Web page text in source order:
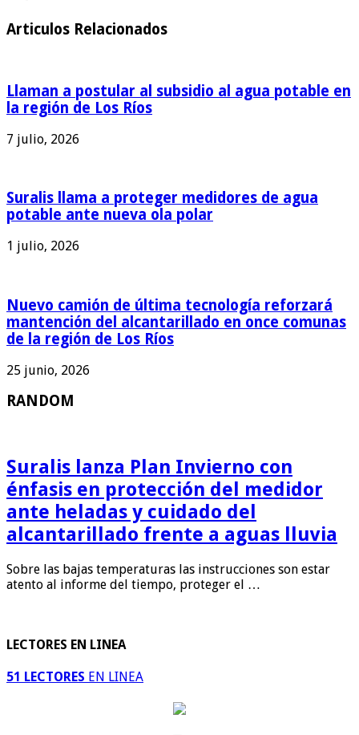
Articulos Relacionados
Llaman a postular al subsidio al agua potable en
la región de Los Ríos
7 julio, 2026
Suralis llama a proteger medidores de agua
potable ante nueva ola polar
1 julio, 2026
Nuevo camión de última tecnología reforzará
mantención del alcantarillado en once comunas
de la región de Los Ríos
25 junio, 2026
RANDOM
Suralis lanza Plan Invierno con
énfasis en protección del medidor
ante heladas y cuidado del
alcantarillado frente a aguas lluvia
Sobre las bajas temperaturas las instrucciones son estar
atento al informe del tiempo, proteger el …
LECTORES EN LINEA
51 LECTORES EN LINEA